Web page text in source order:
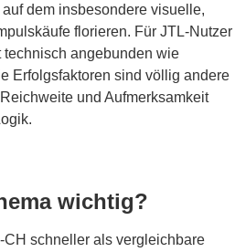
dem insbesondere visuelle,
florieren. Für JTL-Nutzer
technisch angebunden wie
Erfolgsfaktoren sind völlig andere
und Aufmerksamkeit
wichtig?
schneller als vergleichbare